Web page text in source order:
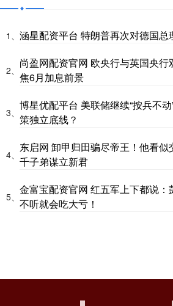
1、 涵星配资平台 特朗普再次对德国
2、
尚盈网配资官网 欧央行与英国央行
焦6月加息前景
3、
博星优配平台 美联储继续“按兵不
策独立底线？
4、
东启网 卸甲归田骗尽帝王！他看
千子弟谋立新君
5、
金富宝配资官网 红五军上下都说：
不听就会吃大亏！